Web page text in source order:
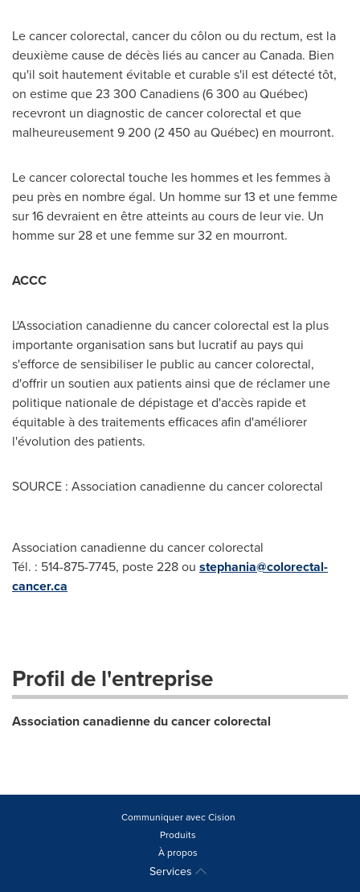
Le cancer colorectal, cancer du côlon ou du rectum, est la
deuxième cause de décès liés au cancer au Canada. Bien
qu'il soit hautement évitable et curable s'il est détecté tôt,
on estime que 23 300 Canadiens (6 300 au Québec)
recevront un diagnostic de cancer colorectal et que
malheureusement 9 200 (2 450 au Québec) en mourront.
Le cancer colorectal touche les hommes et les femmes à
peu près en nombre égal. Un homme sur 13 et une femme
sur 16 devraient en être atteints au cours de leur vie. Un
homme sur 28 et une femme sur 32 en mourront.
ACCC
L'Association canadienne du cancer colorectal est la plus
importante organisation sans but lucratif au pays qui
s'efforce de sensibiliser le public au cancer colorectal,
d'offrir un soutien aux patients ainsi que de réclamer une
politique nationale de dépistage et d'accès rapide et
équitable à des traitements efficaces afin d'améliorer
l'évolution des patients.
SOURCE : Association canadienne du cancer colorectal
Association canadienne du cancer colorectal
Tél. : 514-875-7745, poste 228 ou stephania@colorectal-
cancer.ca
Profil de l'entreprise
Association canadienne du cancer colorectal
Communiquer avec Cision
Produits
À propos
Services